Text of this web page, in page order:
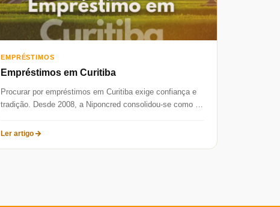
EMPRÉSTIMOS
Empréstimos em Curitiba
Procurar por empréstimos em Curitiba exige confiança e
tradição. Desde 2008, a Niponcred consolidou-se como a
Ler artigo